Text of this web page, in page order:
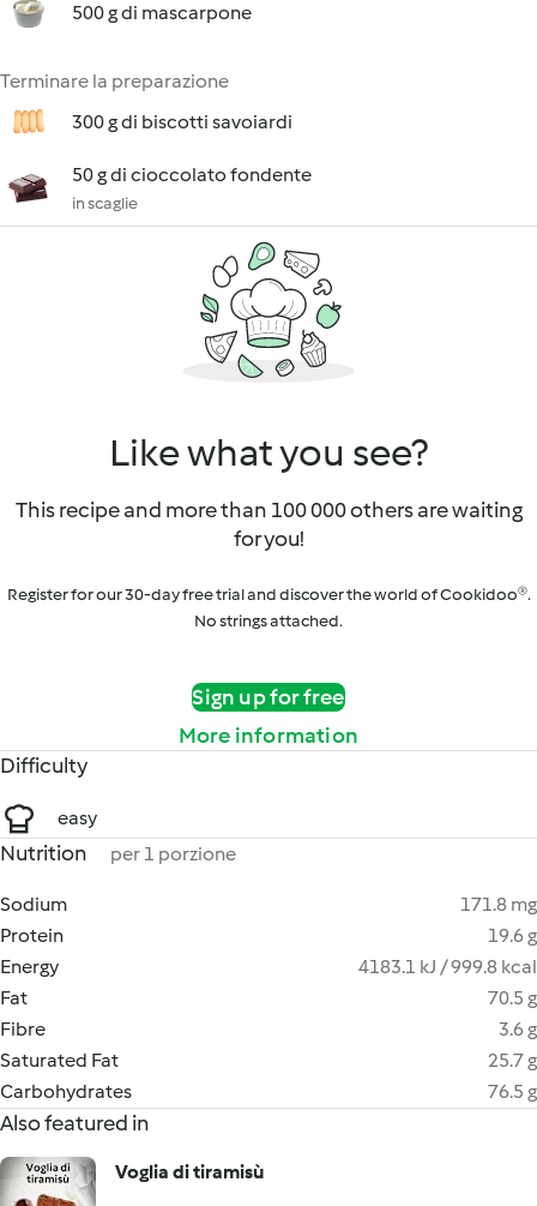
500 g di mascarpone
Terminare la preparazione
300 g di biscotti savoiardi
50 g di cioccolato fondente
in scaglie
Like what you see?
This recipe and more than 100 000 others are waiting
for you!
Register for our 30-day free trial and discover the world of Cookidoo®.
No strings attached.
Sign up for free
More information
Difficulty
easy
Nutrition per 1 porzione
Sodium
171.8 mg
Protein
19.6 g
Energy
4183.1 kJ / 999.8 kcal
Fat
70.5 g
Fibre
3.6 g
Saturated Fat
25.7 g
Carbohydrates
76.5 g
Also featured in
Voglia di tiramisù